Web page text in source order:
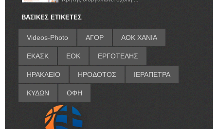
ΒΑΣΙΚΕΣ ΕΤΙΚΕΤΕΣ
Videos-Photo ΑΓΟΡ ΑΟΚ ΧΑΝΙΑ
ΕΚΑΣΚ ΕΟΚ ΕΡΓΟΤΕΛΗΣ
ΗΡΑΚΛΕΙΟ ΗΡΟΔΟΤΟΣ ΙΕΡΑΠΕΤΡΑ
ΚΥΔΩΝ ΟΦΗ